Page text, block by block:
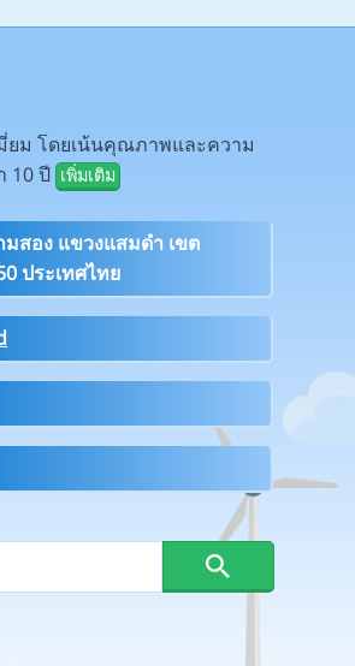
ยม โดยเน้นคุณภาพและความ
10 ปี เพิ่มเติม
สอง แขวงแสมดำ เขต
ประเทศไทย